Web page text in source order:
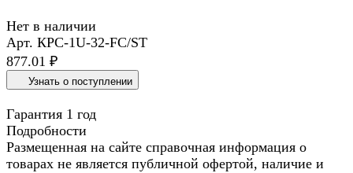
Нет в наличии
Арт. КРС-1U-32-FC/ST
877.01 ₽
Узнать о поступлении
Гарантия 1 год
Подробности
Размещенная на сайте справочная информация о
товарах не является публичной офертой, наличие и